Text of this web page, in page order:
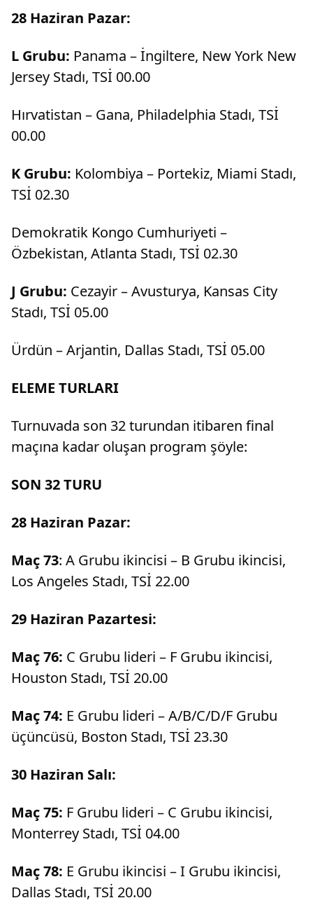
28 Haziran Pazar:
L Grubu: Panama – İngiltere, New York New
Jersey Stadı, TSİ 00.00
Hırvatistan – Gana, Philadelphia Stadı, TSİ
00.00
K Grubu: Kolombiya – Portekiz, Miami Stadı,
TSİ 02.30
Demokratik Kongo Cumhuriyeti –
Özbekistan, Atlanta Stadı, TSİ 02.30
J Grubu: Cezayir – Avusturya, Kansas City
Stadı, TSİ 05.00
Ürdün – Arjantin, Dallas Stadı, TSİ 05.00
ELEME TURLARI
Turnuvada son 32 turundan itibaren final
maçına kadar oluşan program şöyle:
SON 32 TURU
28 Haziran Pazar:
Maç 73: A Grubu ikincisi – B Grubu ikincisi,
Los Angeles Stadı, TSİ 22.00
29 Haziran Pazartesi:
Maç 76: C Grubu lideri – F Grubu ikincisi,
Houston Stadı, TSİ 20.00
Maç 74: E Grubu lideri – A/B/C/D/F Grubu
üçüncüsü, Boston Stadı, TSİ 23.30
30 Haziran Salı:
Maç 75: F Grubu lideri – C Grubu ikincisi,
Monterrey Stadı, TSİ 04.00
Maç 78: E Grubu ikincisi – I Grubu ikincisi,
Dallas Stadı, TSİ 20.00